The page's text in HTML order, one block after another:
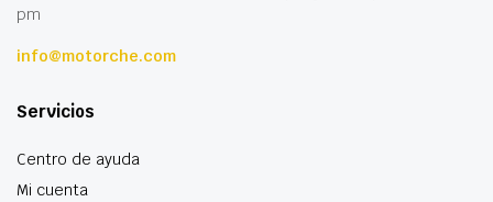
pm
info@motorche.com
Servicios
Centro de ayuda
Mi cuenta